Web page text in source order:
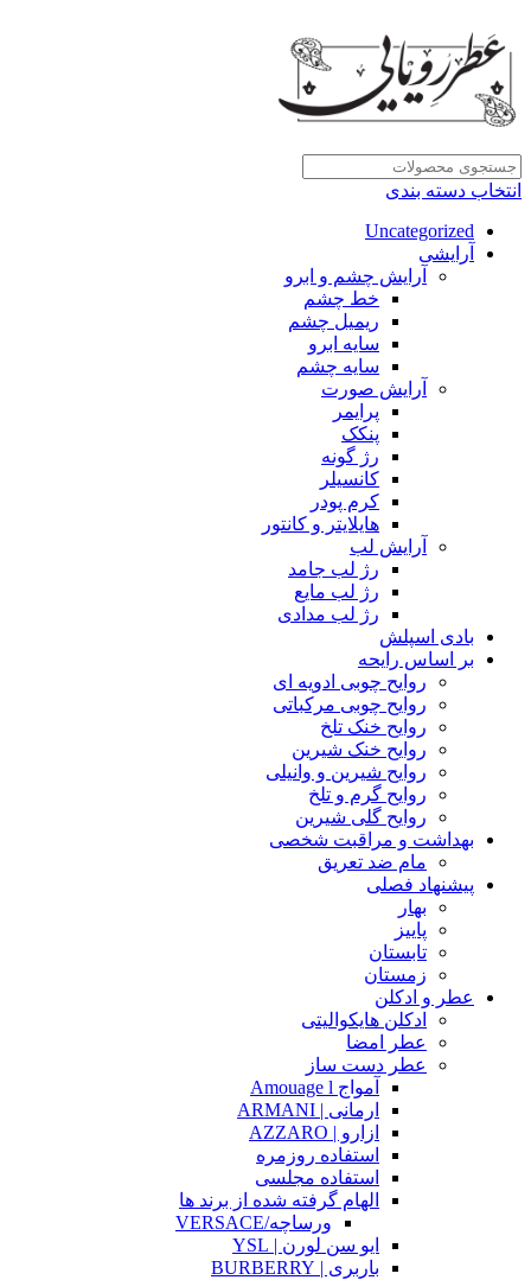
انتخاب دسته بندی
Uncategorized
آرایشی
آرایش چشم و ابرو
خط چشم
ریمیل چشم
سایه ابرو
سایه چشم
آرایش صورت
پرایمر
پنکک
رژ گونه
کانسیلر
کرم پودر
هایلایتر و کانتور
آرایش لب
رژ لب جامد
رژ لب مایع
رژ لب مدادی
بادی اسپلش
بر اساس رایحه
روایح چوبی ادویه ای
روایح چوبی مرکباتی
روایح خنک تلخ
روایح خنک شیرین
روایح شیرین و وانیلی
روایح گرم و تلخ
روایح گلی شیرین
بهداشت و مراقبت شخصی
مام ضد تعریق
پیشنهاد فصلی
بهار
پاییز
تابستان
زمستان
عطر و ادکلن
ادکلن هایکوالیتی
عطر امضا
عطر دست ساز
آمواج Amouage l
ارمانی | ARMANI
ازارو | AZZARO
استفاده روزمره
استفاده مجلسی
الهام گرفته شده از برند ها
ورساچه/VERSACE
ایو سن لورن | YSL
باربری | BURBERRY